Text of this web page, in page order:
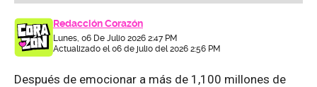
Redacción Corazón
Lunes, 06 De Julio 2026 2:47 PM
Actualizado el 06 de julio del 2026 2:56 PM
Después de emocionar a más de 1,100 millones de